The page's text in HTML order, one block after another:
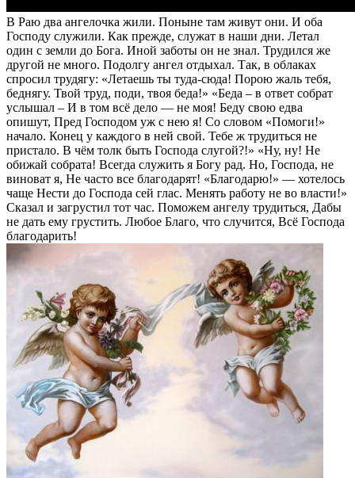
В Раю два ангелочка жили. Поныне там живут они. И оба
Господу служили. Как прежде, служат в наши дни. Летал
один с земли до Бога. Иной заботы он не знал. Трудился же
другой не много. Подолгу ангел отдыхал. Так, в облаках
спросил трудягу: «Летаешь ты туда-сюда! Порою жаль тебя,
беднягу. Твой труд, поди, твоя беда!» «Беда – в ответ собрат
услышал – И в том всё дело — не моя! Беду свою едва
опишут, Пред Господом уж с нею я! Со словом «Помоги!»
начало. Конец у каждого в ней свой. Тебе ж трудиться не
пристало. В чём толк быть Господа слугой?!» «Ну, ну! Не
обижай собрата! Всегда служить я Богу рад. Но, Господа, не
виноват я, Не часто все благодарят! «Благодарю!» — хотелось
чаще Нести до Господа сей глас. Менять работу не во власти!»
Сказал и загрустил тот час. Поможем ангелу трудиться, Дабы
не дать ему грустить. Любое Благо, что случится, Всё Господа
благодарить!